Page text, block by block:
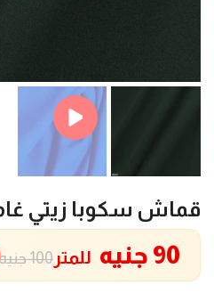
قماش سكوبا زيتي
100 جنيه 90 جنيه للمتر